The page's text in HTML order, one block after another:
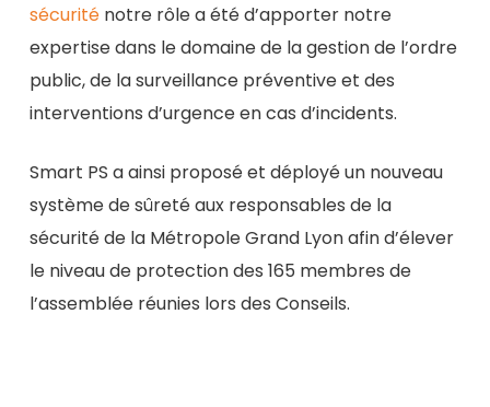
sécurité notre rôle a été d’apporter notre
expertise dans le domaine de la gestion de l’ordre
public, de la surveillance préventive et des
interventions d’urgence en cas d’incidents.
Smart PS a ainsi proposé et déployé un nouveau
système de sûreté aux responsables de la
sécurité de la Métropole Grand Lyon afin d’élever
le niveau de protection des 165 membres de
l’assemblée réunies lors des Conseils.